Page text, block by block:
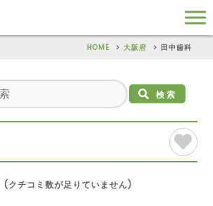
HOME 大阪府 田中歯科
検索
(クチコミ数が足りていません)